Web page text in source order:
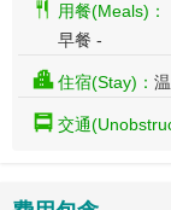
用餐(Meals)：
早餐 -
住宿(Stay)：
交通